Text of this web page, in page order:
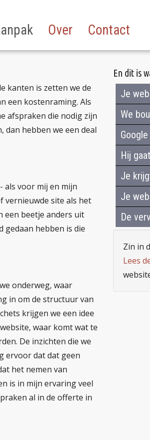
Over Contact
kanten is zetten we de
een kostenraming. Als
afspraken die nodig zijn
dan hebben we een deal
als voor mij en mijn
vernieuwde site als het
een beetje anders uit
gedaan hebben is die
onderweg, waar
in om de structuur van
krijgen we een idee
waar komt wat te
De inzichten die we
ervoor dat dat geen
het nemen van
is in mijn ervaring veel
al in de offerte in
En dit is
Je
We
Hij
Je
Je
De
Zin in
Lees